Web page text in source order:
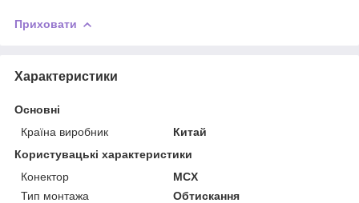
Приховати
Характеристики
Основні
Країна виробник
Китай
Користувацькі характеристики
Конектор
MCX
Тип монтажа
Обтискання